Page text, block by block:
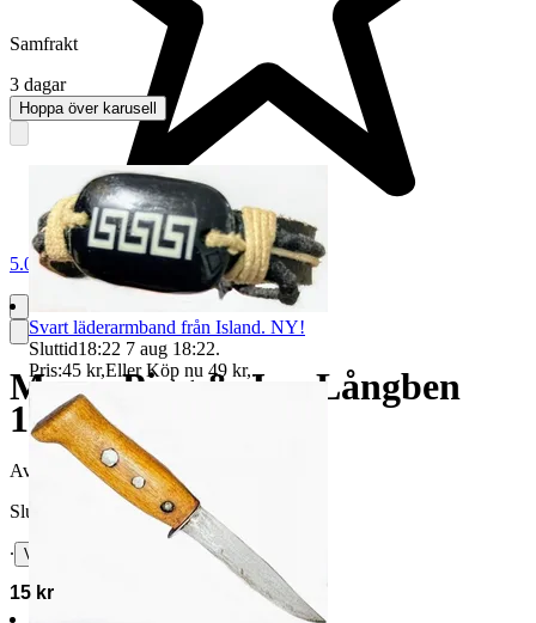
5.0
Musse Pigg & Jan Långben
1985
Avslutad
2 jul 15:16
Slutpris
∙ Visa bud
15 kr
Samfrakt
3 dagar
Hoppa över karusell
Svart läderarmband från Island. NY!
Sluttid18:22 7 aug 18:22.
Pris:45 kr,Eller Köp nu 49 kr,.